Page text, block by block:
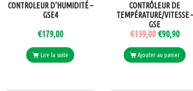
CONTROLEUR D’HUMIDITÉ –
GSE4
€179,00
Lire la suite
CONTRÔLEUR DE
TEMPÉRATURE/VITESSE –
GSE
€139,00 €90,90
Ajouter au panier